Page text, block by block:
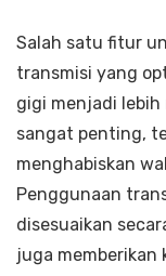
Salah satu fitur
transmisi yang
gigi menjadi
sangat penting,
menghabiskan
Penggunaan
disesuaikan
juga memberikan